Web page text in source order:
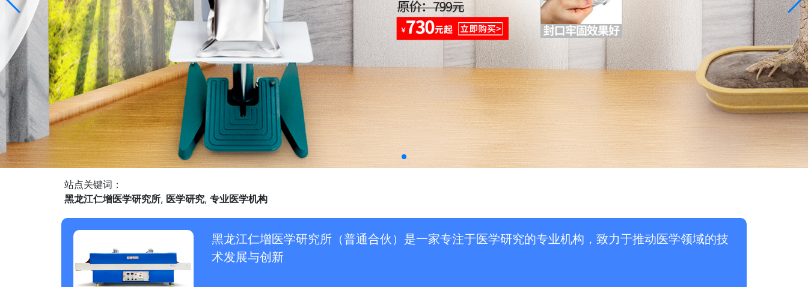
站点关键词：
黑龙江仁增医学研究所, 医学研究, 专业医学机构
黑龙江仁增医学研究所（普通合伙）是一家专注于医学研究的专业机构，致力于推动医学领域的技
术发展与创新